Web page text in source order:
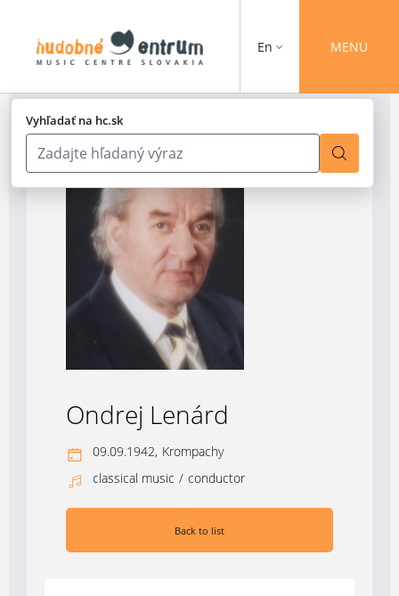
Vyhľadať na hc.sk
En MENU
Ondrej Lenárd
09.09.1942, Krompachy
classical music / conductor
Back to list